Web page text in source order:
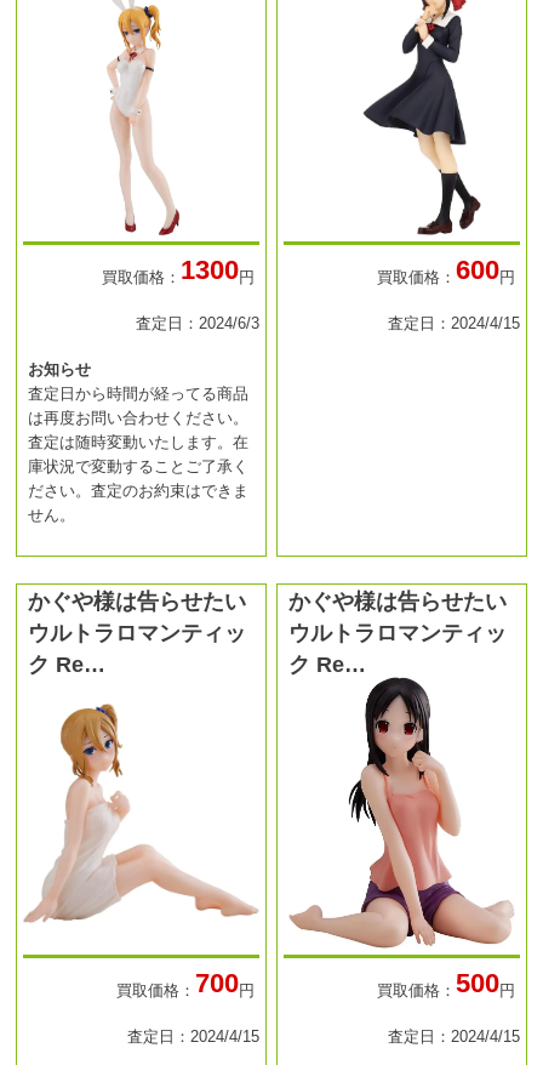
買取価格： 1300円
査定日：2024/6/3
お知らせ
査定日から時間が経ってる商品
は再度お問い合わせください。
査定は随時変動いたします。在
庫状況で変動することご了承く
ださい。査定のお約束はできま
せん。
買取価格： 600円
査定日：2024/4/15
かぐや様は告らせたい
ウルトラロマンティッ
ク Re…
買取価格： 700円
査定日：2024/4/15
かぐや様は告らせたい
ウルトラロマンティッ
ク Re…
買取価格： 500円
査定日：2024/4/15